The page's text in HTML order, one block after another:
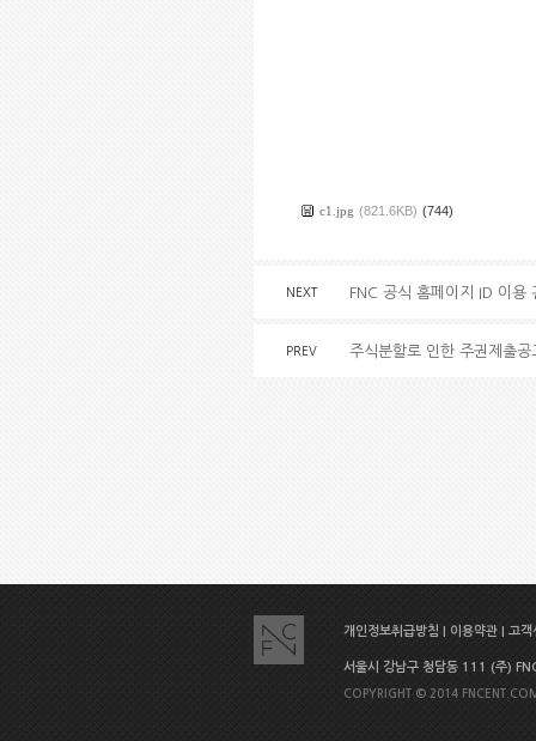
c1.jpg (821.6KB) (744)
NEXT FNC 공식 홈페이지 ID 이용
PREV 주식분할로 인한 주권제출공
개인정보취급방침 이용약관 고
서울시 강남구 청담동 111 (주)
COPYRIGHT © 2014